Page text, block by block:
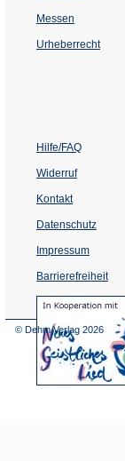
Messen
Urheberrecht
Hilfe/FAQ
Widerruf
Kontakt
Datenschutz
Impressum
Barrierefreiheit
© Dehm Verlag 2026